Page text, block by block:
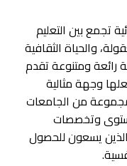
تجمع بين التعليم
والحياة الثقافية
رائعة ومتنوعة تقدم
وجهة مثالية
مجموعة من الجامعات
وتخصصات
الذين يسعون للحصول